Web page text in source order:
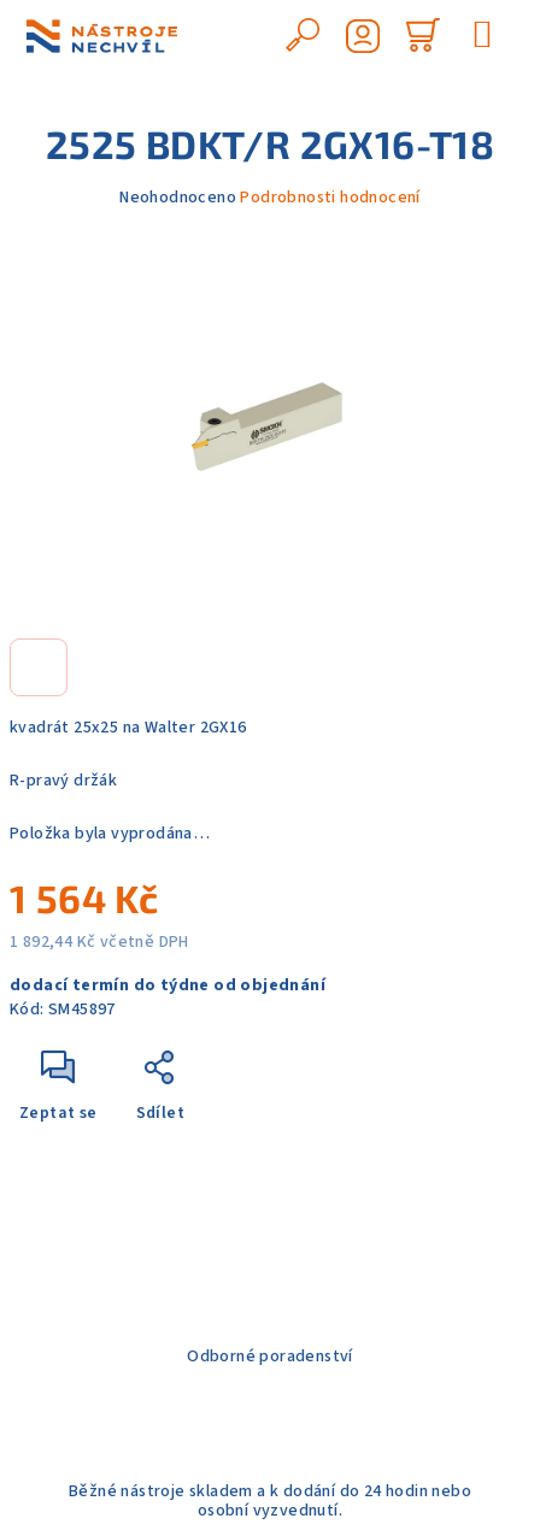
obsah
Hledat
košík
kvadrát 25x25 na Walter 2GX16
R-pravý držák
Položka byla vyprodána…
1 564 Kč
1 892,44 Kč včetně DPH
cena:
dodací termín do týdne od objednání
Kód: SM45897
Zeptat se Sdílet
2525 BDKT/R 2GX16-T18
Průměrné
Neohodnoceno Podrobnosti hodnocení
Odborné poradenství
Běžné nástroje skladem a k dodání do 24 hodin nebo
osobní vyzvednutí.